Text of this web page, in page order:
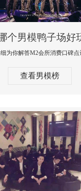
查看男模榜